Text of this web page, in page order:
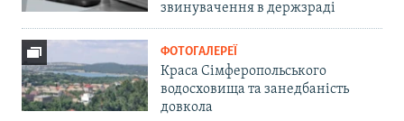
звинувачення в держзраді
ФОТОГАЛЕРЕЇ
Краса Сімферопольського
водосховища та занедбаність
довкола